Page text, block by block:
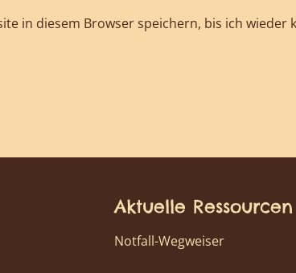
in diesem Browser speichern, bis ich wieder
Aktuelle Ressourcen
Notfall-Wegweiser